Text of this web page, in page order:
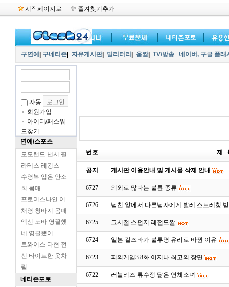
시작페이지로 즐겨찾기추가
구연예 구네티즌 자유게시판| 밀리터리 움짤| TV/방송 네이버, 구글 플
자동
회원가입
아이디/패스워
드찾기
연예/스포츠
모모랜드 낸시 필
라테스 레깅스
수영복 입은 안소
희 몸매
프로미스나인 이
채영 청바지 몸매
엑신 노바 영끌했
네 영끌했어
트와이스 다현 전
신 타이트한 옷차
림
네티즌포토
번호 제
공지 게시판 이용안내 및 게시물 삭제 안내
6727 의외로 많다는 불륜 종류
6726 남친 앞에서 다른남자에게 발레 스트레칭
6725 그시절 스펀지 레전드짤
6724 일본 걸즈바가 불투명 유리로 바뀐 이유
6723 피의게임3 8화 이지나 최고의 장면
6722 러블리즈 류수정 닮은 연체소녀